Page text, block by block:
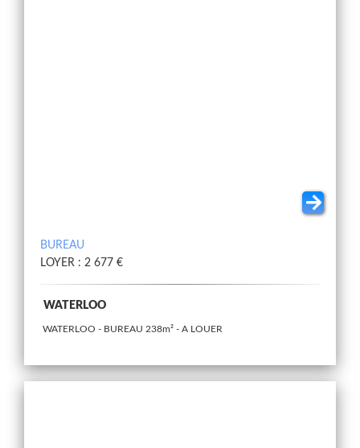
BUREAU
LOYER : 2 677 €
WATERLOO
WATERLOO - BUREAU 238m² - A LOUER